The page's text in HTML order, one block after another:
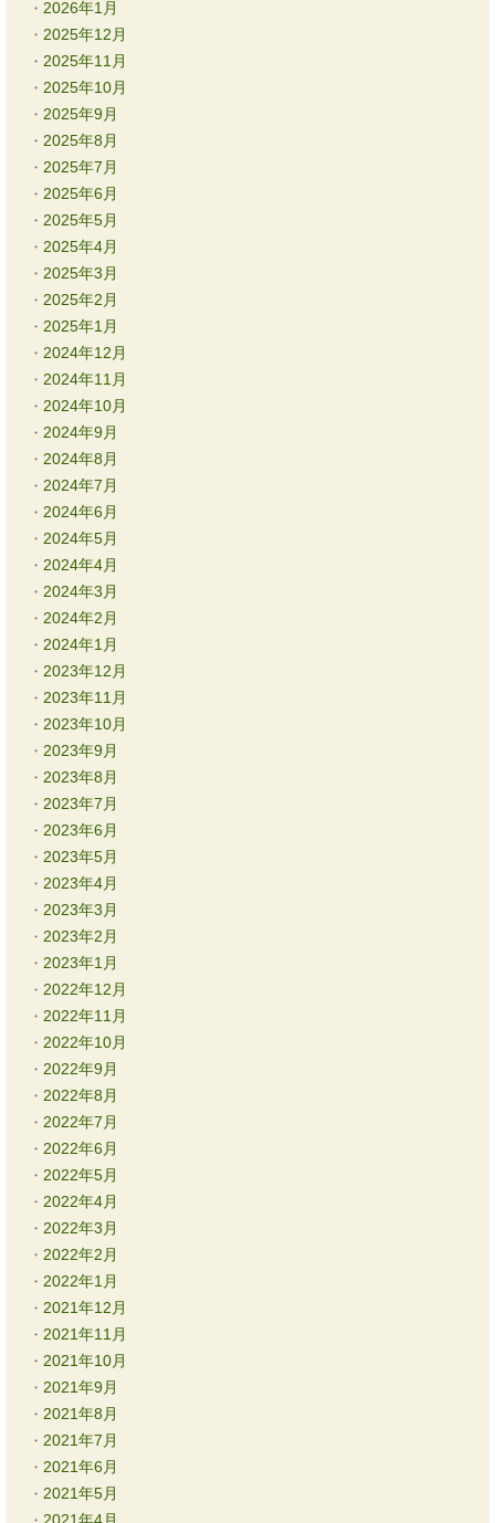
2026年1月
2025年12月
2025年11月
2025年10月
2025年9月
2025年8月
2025年7月
2025年6月
2025年5月
2025年4月
2025年3月
2025年2月
2025年1月
2024年12月
2024年11月
2024年10月
2024年9月
2024年8月
2024年7月
2024年6月
2024年5月
2024年4月
2024年3月
2024年2月
2024年1月
2023年12月
2023年11月
2023年10月
2023年9月
2023年8月
2023年7月
2023年6月
2023年5月
2023年4月
2023年3月
2023年2月
2023年1月
2022年12月
2022年11月
2022年10月
2022年9月
2022年8月
2022年7月
2022年6月
2022年5月
2022年4月
2022年3月
2022年2月
2022年1月
2021年12月
2021年11月
2021年10月
2021年9月
2021年8月
2021年7月
2021年6月
2021年5月
2021年4月